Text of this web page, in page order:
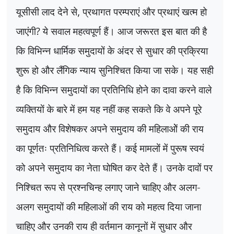
यूसीसी लाद देने से,प्रथागत परम्पराएं और प्रथाएं खत्म हो
जाएंगी?ये सवाल महत्वपूर्ण हैं। आज जरूरत इस बात की है
कि विभिन्न धार्मिक समुदायों के अंदर से सुधार की प्रक्रिया
शुरू हो और लैंगिक न्याय सुनिश्चित किया जा सके। यह सही
है कि विभिन्न समुदायों का प्रतिनिधि होने का दावा करने वाले
व्यक्तियों के बारे में हम यह नहीं कह सकते कि वे अपने पूरे
समुदाय और विशेषकर अपने समुदाय की महिलाओें की राय
का पूर्णतः प्रतिनिधित्व करते हैं। कई मामलों में पुरूष स्वयं
को अपने समुदाय का नेता घोषित कर देते हैं। उनके दावों पर
निश्चित रूप से प्रश्नचिन्ह लगाए जाने चाहिए और अलग-
अलग समुदायों की महिलाओं की राय को महत्व दिया जाना
चाहिए और उनकी राय ही वर्तमान कानूनों में सुधार और